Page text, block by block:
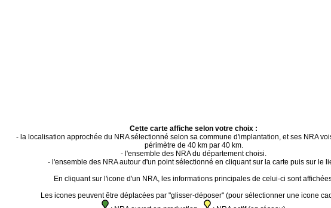
Cette carte affiche selon votre choix :
- la localisation approchée du NRA sélectionné selon sa commune d'implantation, et ses NRA
périmètre de 40 km par 40 km.
- l'ensemble des NRA du département choisi.
- l'ensemble des NRA autour d'un point sélectionné en cliquant sur la carte puis sur le
En cliquant sur l'icone d'un NRA, les informations principales de celui-ci sont
Les icones peuvent être déplacées par "glisser-déposer" (pour sélectionner une icone